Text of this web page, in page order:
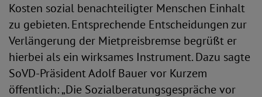
Kosten sozial benachteiligter Menschen Einhalt
zu gebieten. Entsprechende Entscheidungen zur
Verlängerung der Mietpreisbremse begrüßt er
hierbei als ein wirksames Instrument. Dazu sagte
SoVD-Präsident Adolf Bauer vor Kurzem
öffentlich: „Die Sozialberatungsgespräche vor